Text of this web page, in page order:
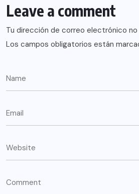
Leave a comment
Tu dirección de correo electrónico no
Los campos obligatorios están